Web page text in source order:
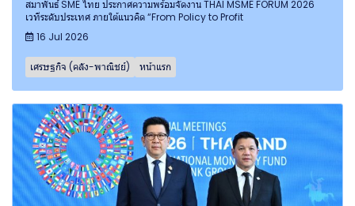
สมาพันธ์ SME ไทย ประกาศความพร้อมจัดงาน THAI MSME FORUM 2026
เวทีระดับประเทศ ภายใต้แนวคิด “From Policy to Profit
16 Jul 2026
เศรษฐกิจ (คลัง-พาณิชย์) หน้าแรก